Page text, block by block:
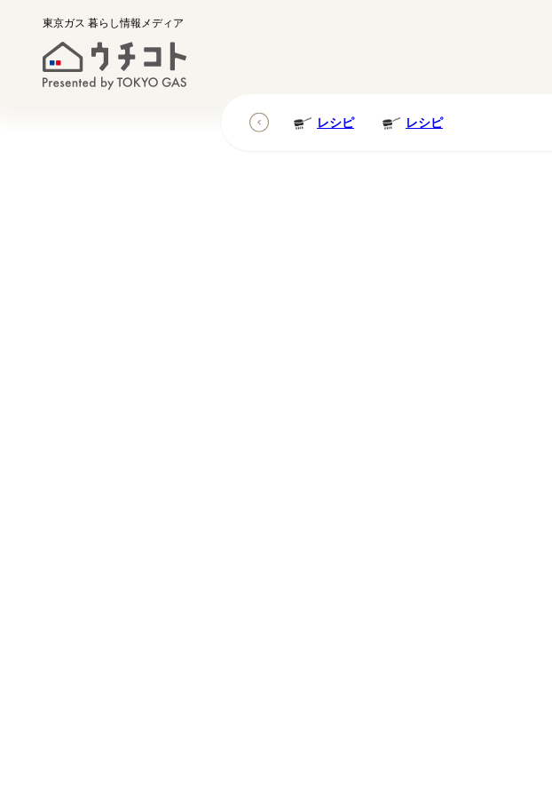
東京ガス 暮らし情報メディア
レシピ レシピ レシピ